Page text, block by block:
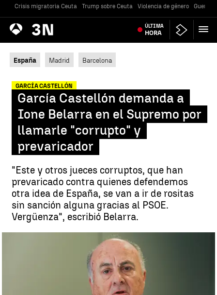
Crisis migratoria Ceuta Trump sobre Ceuta Violencia de género Guerra
Antena
3 Noticias ÚLTIMA
HORA
España Madrid Barcelona
GARCÍA CASTELLÓN
García Castellón demanda a
Ione Belarra en el Supremo por
llamarle "corrupto" y
prevaricador
"Este y otros jueces corruptos, que han
prevaricado contra quienes defendemos
otra idea de España, se van a ir de rositas
sin sanción alguna gracias al PSOE.
Vergüenza", escribió Belarra.